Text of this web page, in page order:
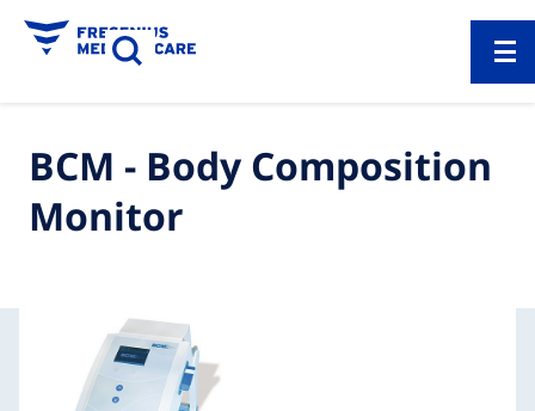
BCM - Body Composition
Monitor